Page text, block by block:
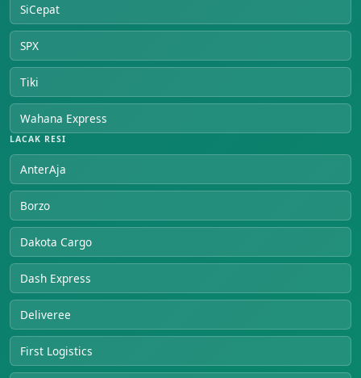
SiCepat
SPX
Tiki
Wahana Express
LACAK RESI
AnterAja
Borzo
Dakota Cargo
Dash Express
Deliveree
First Logistics